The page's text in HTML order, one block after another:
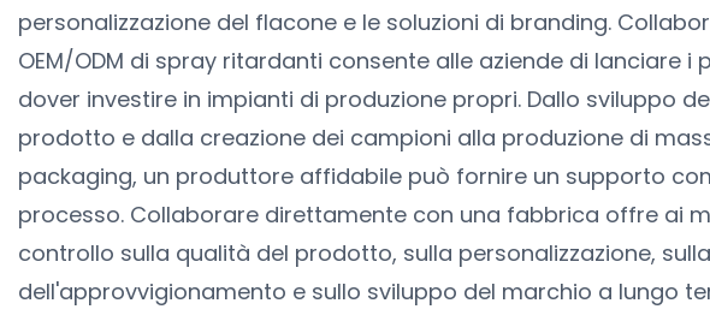
personalizzazione del flacone e le soluzioni di branding.
OEM/ODM di spray ritardanti consente alle aziende di lanciare i
dover investire in impianti di produzione propri. Dallo sviluppo
prodotto e dalla creazione dei campioni alla produzione di
packaging, un produttore affidabile può fornire un supporto
processo. Collaborare direttamente con una fabbrica offre ai
controllo sulla qualità del prodotto, sulla personalizzazione,
dell'approvvigionamento e sullo sviluppo del marchio a lungo